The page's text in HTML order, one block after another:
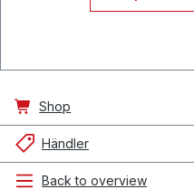
Shop
Händler
Back to overview